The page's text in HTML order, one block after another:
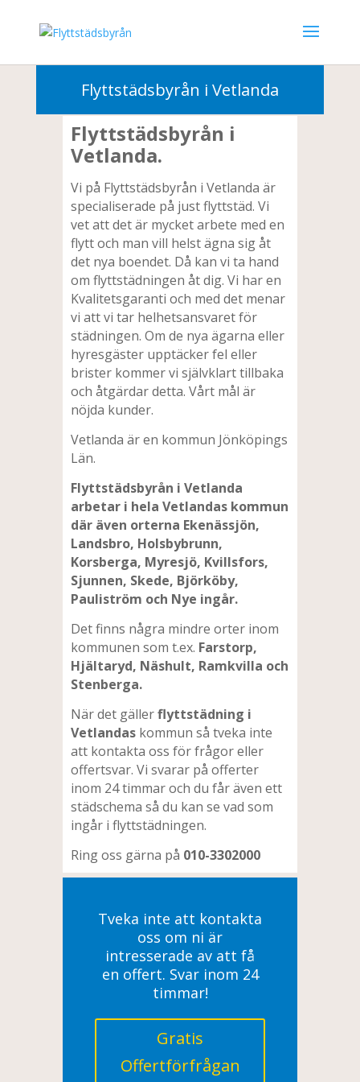
Flyttstädsbyrån i Vetlanda
Flyttstädsbyrån i
Vetlanda.
Vi på Flyttstädsbyrån i Vetlanda är
specialiserade på just flyttstäd. Vi
vet att det är mycket arbete med en
flytt och man vill helst ägna sig åt
det nya boendet. Då kan vi ta hand
om flyttstädningen åt dig. Vi har en
Kvalitetsgaranti och med det menar
vi att vi tar helhetsansvaret för
städningen. Om de nya ägarna eller
hyresgäster upptäcker fel eller
brister kommer vi självklart tillbaka
och åtgärdar detta. Vårt mål är
nöjda kunder.
Vetlanda är en kommun Jönköpings
Län.
Flyttstädsbyrån i Vetlanda
arbetar i hela Vetlandas kommun
där även orterna Ekenässjön,
Landsbro, Holsbybrunn,
Korsberga, Myresjö, Kvillsfors,
Sjunnen, Skede, Björköby,
Pauliström och Nye ingår.
Det finns några mindre orter inom
kommunen som t.ex. Farstorp,
Hjältaryd, Näshult, Ramkvilla och
Stenberga.
När det gällerflyttstädning i
Vetlandas kommun så tveka inte
att kontakta oss för frågor eller
offertsvar. Vi svarar på offerter
inom 24 timmar och du får även ett
städschema så du kan se vad som
ingår i flyttstädningen.
Ring oss gärna på 010-3302000
Tveka inte att kontakta
oss om ni är
intresserade av att få
en offert. Svar inom 24
timmar!
Gratis
Offertförfrågan